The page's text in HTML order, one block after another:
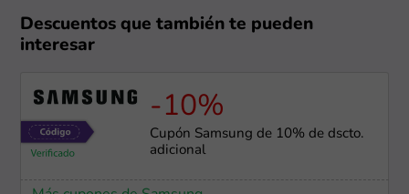
Descuentos que también te pueden
interesar
-10%
Cupón Samsung de 10% de dscto.
adicional